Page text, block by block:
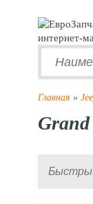
интернет-
Главная »
Grand